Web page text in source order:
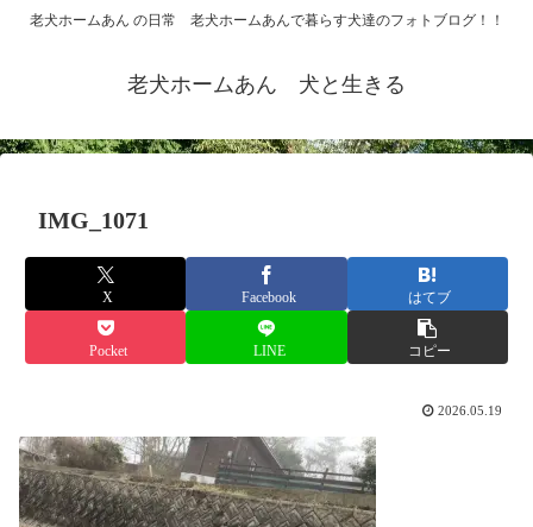
老犬ホームあん の日常 老犬ホームあんで暮らす犬達のフォトブログ！！
老犬ホームあん 犬と生きる
IMG_1071
X Facebook はてブ
Pocket LINE コピー
2026.05.19